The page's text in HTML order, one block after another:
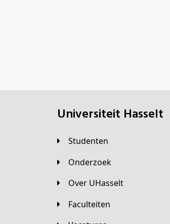
universiteit Hasselt
Studenten
Onderzoek
Over UHasselt
Faculteiten